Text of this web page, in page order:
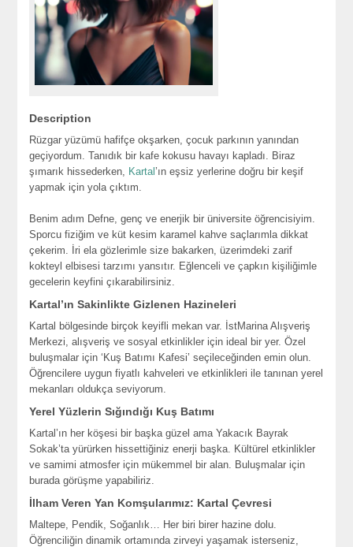
Description
Rüzgar yüzümü hafifçe okşarken, çocuk parkının yanından
geçiyordum. Tanıdık bir kafe kokusu havayı kapladı. Biraz
şımarık hissederken, Kartal’ın eşsiz yerlerine doğru bir keşif
yapmak için yola çıktım.
Benim adım Defne, genç ve enerjik bir üniversite öğrencisiyim.
Sporcu fiziğim ve küt kesim karamel kahve saçlarımla dikkat
çekerim. İri ela gözlerimle size bakarken, üzerimdeki zarif
kokteyl elbisesi tarzımı yansıtır. Eğlenceli ve çapkın kişiliğimle
gecelerin keyfini çıkarabilirsiniz.
Kartal’ın Sakinlikte Gizlenen Hazineleri
Kartal bölgesinde birçok keyifli mekan var. İstMarina Alışveriş
Merkezi, alışveriş ve sosyal etkinlikler için ideal bir yer. Özel
buluşmalar için ‘Kuş Batımı Kafesi’ seçileceğinden emin olun.
Öğrencilere uygun fiyatlı kahveleri ve etkinlikleri ile tanınan yerel
mekanları oldukça seviyorum.
Yerel Yüzlerin Sığındığı Kuş Batımı
Kartal’ın her köşesi bir başka güzel ama Yakacık Bayrak
Sokak’ta yürürken hissettiğiniz enerji başka. Kültürel etkinlikler
ve samimi atmosfer için mükemmel bir alan. Buluşmalar için
burada görüşme yapabiliriz.
İlham Veren Yan Komşularımız: Kartal Çevresi
Maltepe, Pendik, Soğanlık… Her biri birer hazine dolu.
Öğrenciliğin dinamik ortamında zirveyi yaşamak isterseniz,